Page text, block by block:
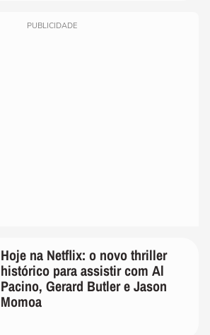
PUBLICIDADE
Hoje na Netflix: o novo thriller
histórico para assistir com Al
Pacino, Gerard Butler e Jason
Momoa